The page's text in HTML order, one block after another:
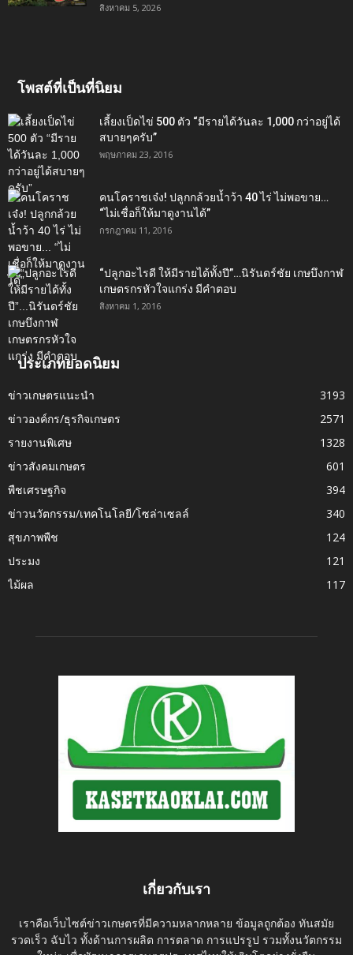
สิงหาคม 5, 2026
โพสต์ที่เป็นที่นิยม
เลี้ยงเป็ดไข่ 500 ตัว “มีรายได้วันละ 1,000 กว่าอยู่ได้
สบายๆครับ”
พฤษภาคม 23, 2016
คนโคราชเจ๋ง! ปลูกกล้วยน้ำว้า 40 ไร่ ไม่พอขาย…
“ไม่เชื่อก็ให้มาดูงานได้”‬
กรกฎาคม 11, 2016
“ปลูกอะไรดี ให้มีรายได้ทั้งปี”…นิรันดร์ชัย เกษบึงกาฬ
เกษตรกรหัวใจแกร่ง มีคำตอบ
สิงหาคม 1, 2016
ประเภทยอดนิยม
ข่าวเกษตรแนะนำ
3193
ข่าวองค์กร/ธุรกิจเกษตร
2571
รายงานพิเศษ
1328
ข่าวสังคมเกษตร
601
พืชเศรษฐกิจ
394
ข่าวนวัตกรรม/เทคโนโลยี/โซล่าเซลล์
340
สุขภาพพืช
124
ประมง
121
ไม้ผล
117
เกี่ยวกับเรา
เราคือเว็บไซต์ข่าวเกษตรที่มีความหลากหลาย ข้อมูลถูกต้อง ทันสมัย
รวดเร็ว ฉับไว ทั้งด้านการผลิต การตลาด การแปรรูป รวมทั้งนวัตกรรม